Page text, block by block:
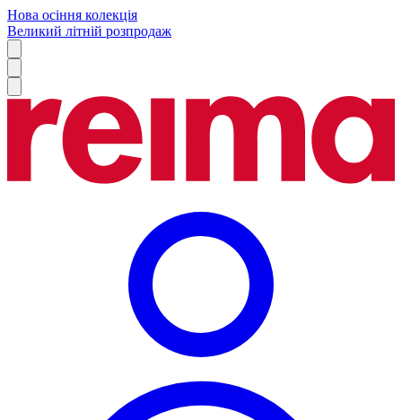
Нова осіння колекція
Великий літній розпродаж